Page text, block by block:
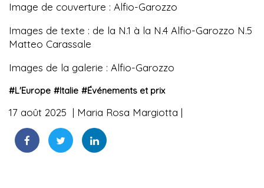
Image de couverture : Alfio-Garozzo
Images de texte : de la N.1 à la N.4 Alfio-Garozzo N.5
Matteo Carassale
Images de la galerie : Alfio-Garozzo
#L'Europe #Italie #Événements et prix
17 août 2025 Maria Rosa Margiotta